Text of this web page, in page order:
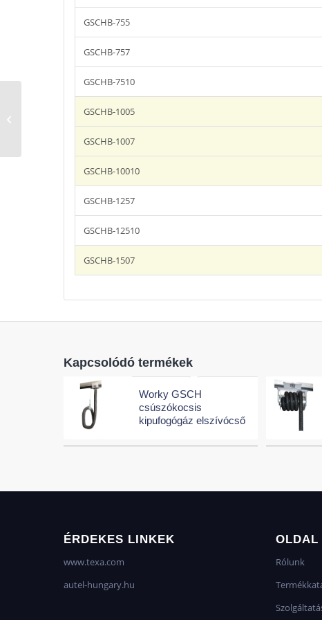
GSCHB-755
GSCHB-757
GSCHB-7510
GSCHB-1005
GSCHB-1007
GSCHB-10010
GSCHB-1257
GSCHB-12510
GSCHB-1507
Kapcsolódó termékek
Worky GSCH
csúszókocsis
kipufogógáz elszívócső
ÉRDEKES LINKEK
www.texa.com
autel-hungary.hu
OLDAL
Rólunk